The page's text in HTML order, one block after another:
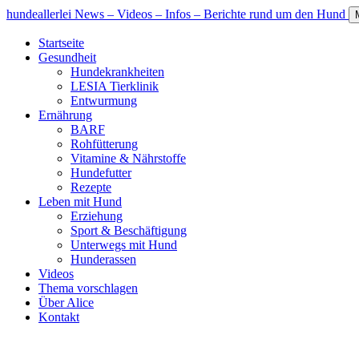
hundeallerlei News – Videos – Infos – Berichte rund um den Hund
Startseite
Gesundheit
Hundekrankheiten
LESIA Tierklinik
Entwurmung
Ernährung
BARF
Rohfütterung
Vitamine & Nährstoffe
Hundefutter
Rezepte
Leben mit Hund
Erziehung
Sport & Beschäftigung
Unterwegs mit Hund
Hunderassen
Videos
Thema vorschlagen
Über Alice
Kontakt